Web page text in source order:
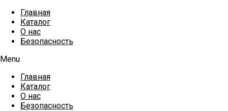
Главная
Каталог
О нас
Безопасность
Menu
Главная
Каталог
О нас
Безопасность